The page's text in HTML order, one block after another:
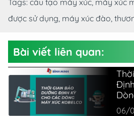
Tags: cấu tạo máy xúc, máy xúc
được sử dụng, máy xúc đào,
Bài viết liên quan:
06/